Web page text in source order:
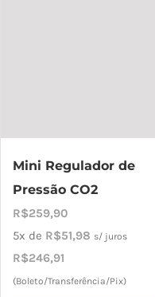
Mini Regulador de
Pressão CO2
R$259,90
5x de R$51,98 s/ juros
R$246,91
(Boleto/Transferência/Pix)